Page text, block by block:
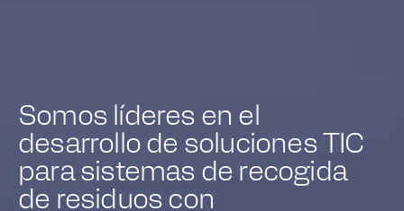
Somos líderes en el
desarrollo de soluciones TIC
para sistemas de recogida
de residuos con